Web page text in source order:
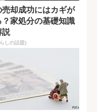
売却成功にはカギが
？家処分の基礎知識
説
しの話題)